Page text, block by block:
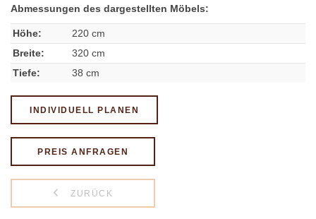
Abmessungen des dargestellten Möbels:
Höhe:
220 cm
Breite:
320 cm
Tiefe:
38 cm
INDIVIDUELL PLANEN
PREIS ANFRAGEN
ZURÜCK